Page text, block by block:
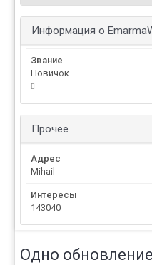
Информация о
Звание
Новичок
Прочее
Адрес
Mihail
Интересы
143040
Одно